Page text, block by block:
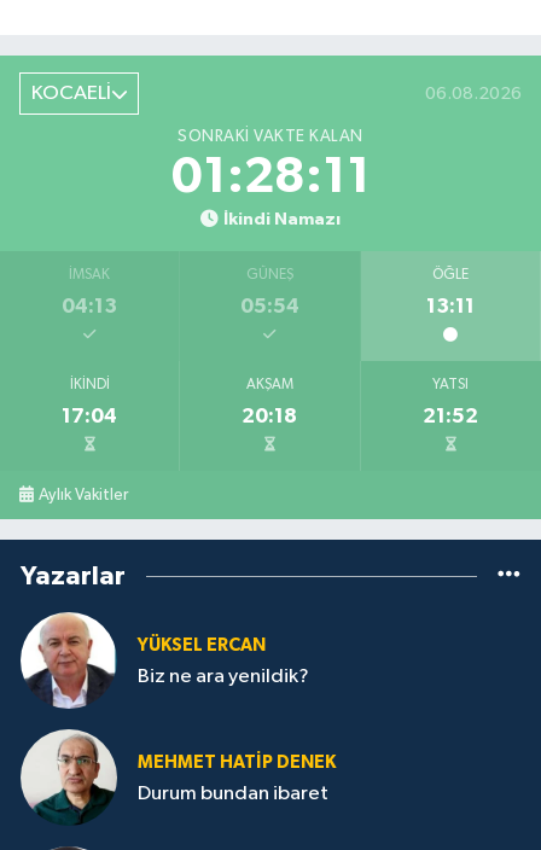
KOCAELİ 06.08.2026
SONRAKI VAKTE KALAN
01:28:11
İkindi Namazı
İMSAK
04:13
GÜNEŞ
05:54
ÖĞLE
13:11
İKINDI
17:04
AKŞAM
20:18
YATSI
21:52
Aylık Vakitler
Yazarlar
YÜKSEL ERCAN
Biz ne ara yenildik?
MEHMET HATİP DENEK
Durum bundan ibaret